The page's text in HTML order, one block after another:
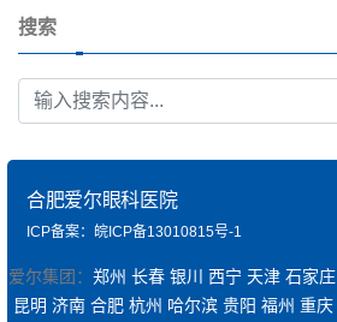
搜索
合肥爱尔眼科医院
ICP备案：皖ICP备13010815号-1
爱尔集团： 郑州 长春 银川 西宁 天津 石家庄
昆明 济南 合肥 杭州 哈尔滨 贵阳 福州 重庆